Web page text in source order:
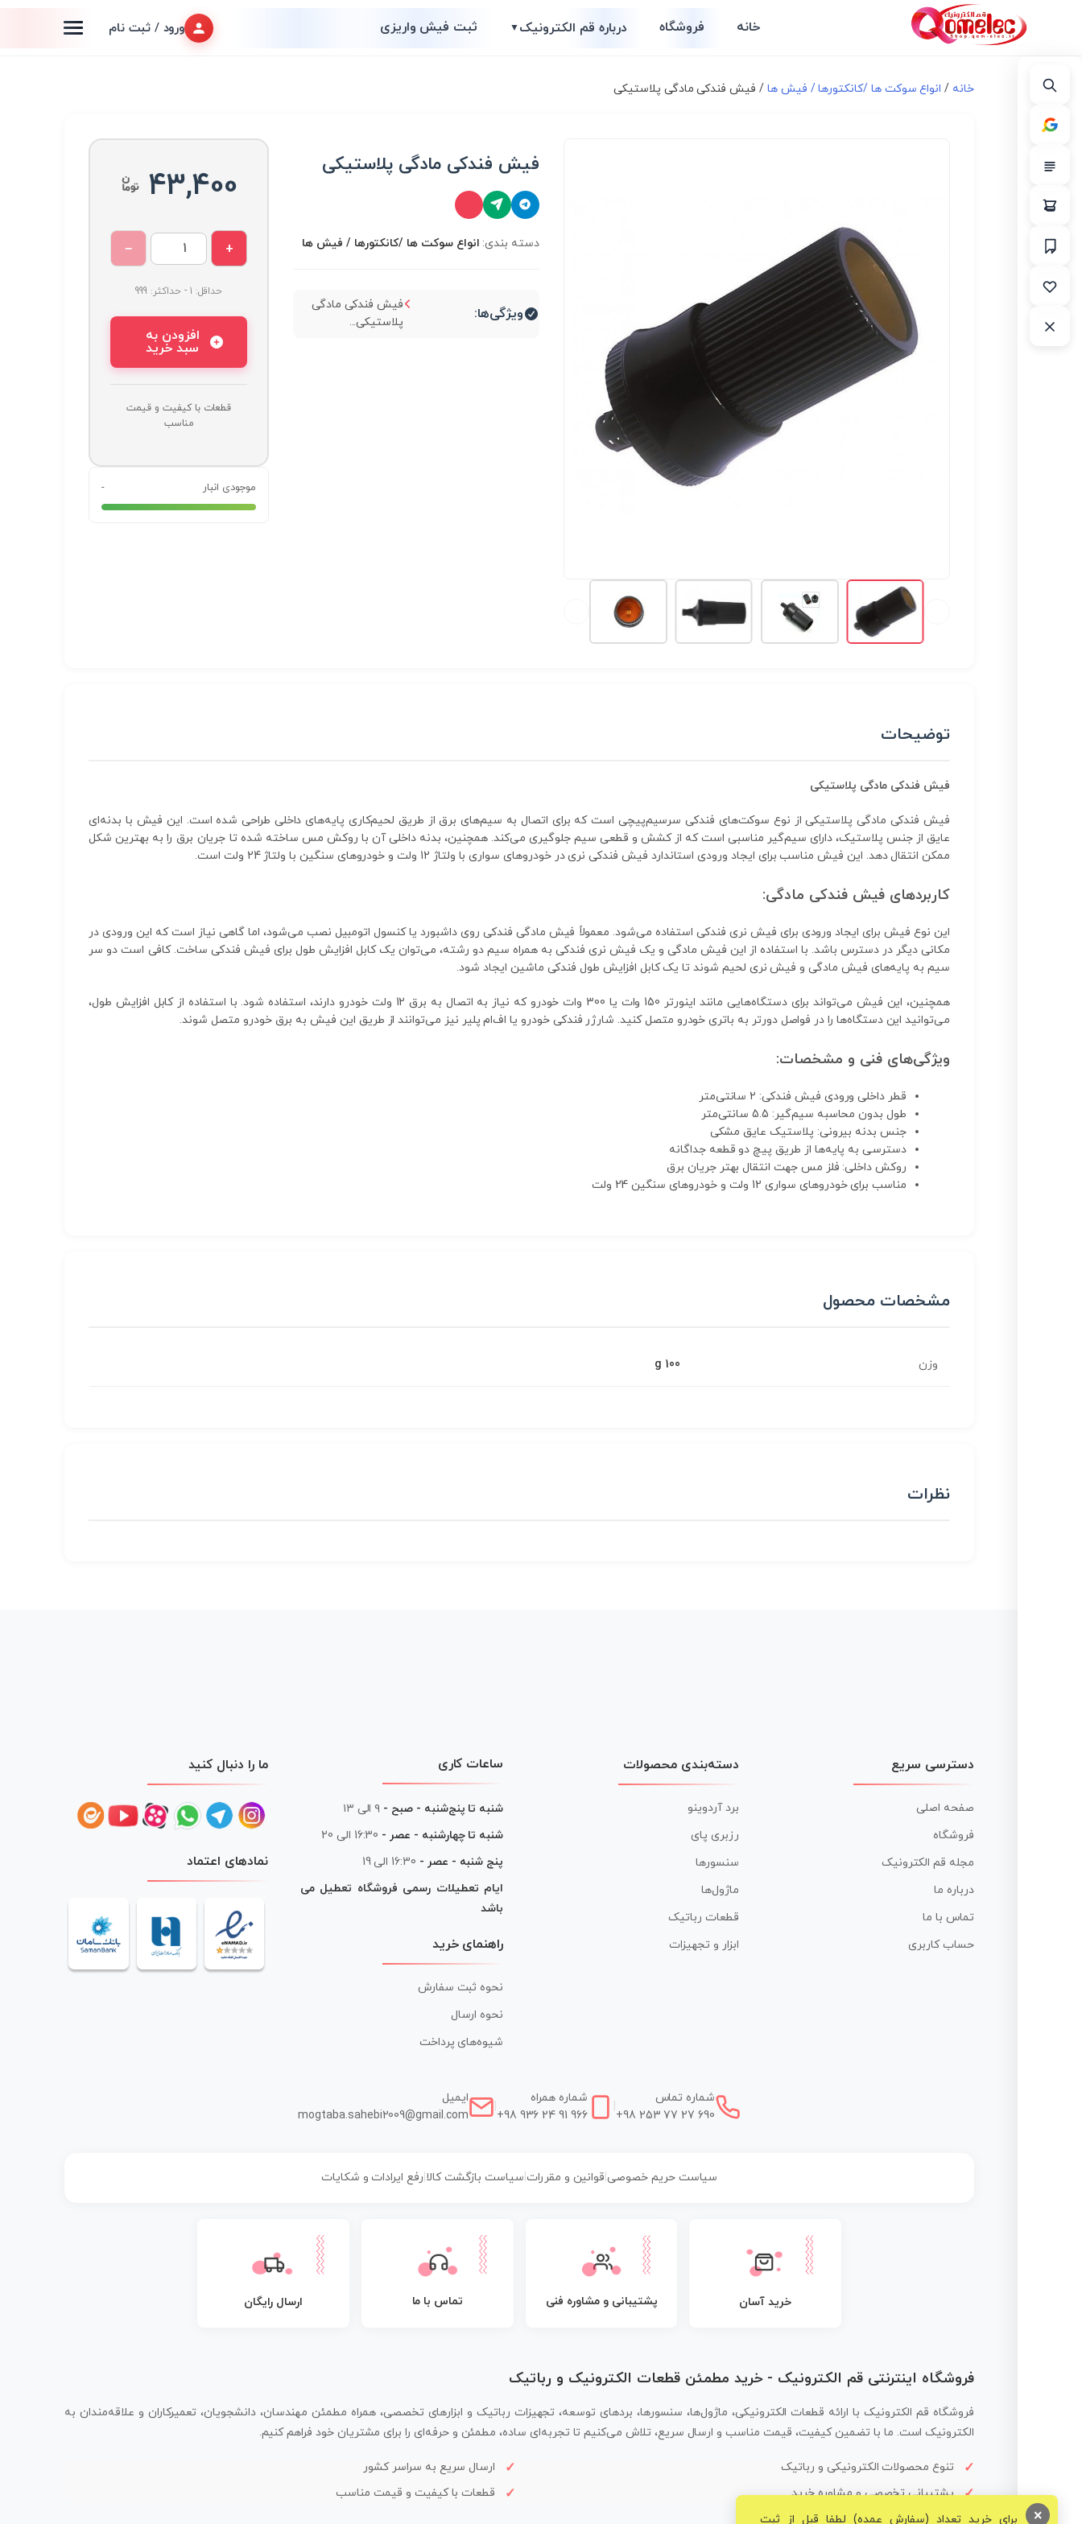
خانه فروشگاه درباره قم الکترونیک▼ ثبت فیش واریزی ورود / ثبت نام
خانه / انواع سوكت ها /کانکتورها / فیش ها / فیش فندکی مادگی پلاستیکی
فیش فندکی مادگی پلاستیکی
دسته بندی: انواع سوكت ها /کانکتورها / فیش ها
ویژگی‌ها:
فیش فندکی مادگی
پلاستیکی...
43,400
+
−
حداقل: 1 - حداکثر: 999
افزودن به
سبد خرید
قطعات با کیفیت و قیمت
مناسب
موجودی انبار -
توضیحات
فیش فندکی مادگی پلاستیکی
فیش فندکی مادگی پلاستیکی از نوع سوکت‌های فندکی سرسیم‌پیچی است که برای اتصال به سیم‌های برق از طریق لحیم‌کاری پایه‌های داخلی طراحی شده است. این فیش با بدنه‌ای
عایق از جنس پلاستیک، دارای سیم‌گیر مناسبی است که از کشش و قطعی سیم جلوگیری می‌کند. همچنین، بدنه داخلی آن با روکش مس ساخته شده تا جریان برق را به بهترین شکل
ممکن انتقال دهد. این فیش مناسب برای ایجاد ورودی استاندارد فیش فندکی نری در خودروهای سواری با ولتاژ 12 ولت و خودروهای سنگین با ولتاژ 24 ولت است.
کاربردهای فیش فندکی مادگی:
این نوع فیش برای ایجاد ورودی برای فیش نری فندکی استفاده می‌شود. معمولاً فیش مادگی فندکی روی داشبورد یا کنسول اتومبیل نصب می‌شود، اما گاهی نیاز است که این ورودی در
مکانی دیگر در دسترس باشد. با استفاده از این فیش مادگی و یک فیش نری فندکی به همراه سیم دو رشته، می‌توان یک کابل افزایش طول برای فیش فندکی ساخت. کافی است دو سر
سیم به پایه‌های فیش مادگی و فیش نری لحیم شوند تا یک کابل افزایش طول فندکی ماشین ایجاد شود.
همچنین، این فیش می‌تواند برای دستگاه‌هایی مانند اینورتر 150 وات یا 300 وات خودرو که نیاز به اتصال به برق 12 ولت خودرو دارند، استفاده شود. با استفاده از کابل افزایش طول،
می‌توانید این دستگاه‌ها را در فواصل دورتر به باتری خودرو متصل کنید. شارژر فندکی خودرو یا اف‌ام پلیر نیز می‌توانند از طریق این فیش به برق خودرو متصل شوند.
ویژگی‌های فنی و مشخصات:
قطر داخلی ورودی فیش فندکی: 2 سانتی‌متر
طول بدون محاسبه سیم‌گیر: 5.5 سانتی‌متر
جنس بدنه بیرونی: پلاستیک عایق مشکی
دسترسی به پایه‌ها از طریق پیچ دو قطعه جداگانه
روکش داخلی: فلز مس جهت انتقال بهتر جریان برق
مناسب برای خودروهای سواری 12 ولت و خودروهای سنگین 24 ولت
مشخصات محصول
وزن 100 g
نظرات
دسترسی سریع
صفحه اصلی
فروشگاه
مجله قم الکترونیک
درباره ما
تماس با ما
حساب کاربری
دسته‌بندی محصولات
برد آردوینو
رزبری پای
سنسورها
ماژول‌ها
قطعات رباتیک
ابزار و تجهیزات
ساعات کاری
شنبه تا پنج‌شنبه - صبح - ۹ الی ۱۳
شنبه تا چهارشنبه - عصر - 16:30 الی 20
پنج شنبه - عصر - 16:30 الی 19
ایام تعطیلات رسمی فروشگاه تعطیل می
باشد
راهنمای خرید
نحوه ثبت سفارش
نحوه ارسال
شیوه‌های پرداخت
ما را دنبال کنید
نمادهای اعتماد
شماره تماس
+98 253 77 27 690
شماره همراه
+98 936 24 91 966
ایمیل
mogtaba.sahebi2009@gmail.com
سیاست حریم خصوصی| قوانین و مقررات سیاست بازگشت کالا رفع ایرادات و شکایات
خرید آسان پشتیبانی و مشاوره فنی تماس با ما ارسال رایگان
فروشگاه اینترنتی قم الکترونیک - خرید مطمئن قطعات الکترونیک و رباتیک
فروشگاه قم الکترونیک با ارائه قطعات الکترونیکی، ماژول‌ها، سنسورها، بردهای توسعه، تجهیزات رباتیک و ابزارهای تخصصی، همراه مطمئن مهندسان، دانشجویان، تعمیرکاران و علاقه‌مندان به
الکترونیک است. ما با تضمین کیفیت، قیمت مناسب و ارسال سریع، تلاش می‌کنیم تا تجربه‌ای ساده، مطمئن و حرفه‌ای را برای مشتریان خود فراهم کنیم.
تنوع محصولات الکترونیکی و رباتیک
ارسال سریع به سراسر کشور
پشتیبانی تخصصی و مشاوره خرید
قطعات با کیفیت و قیمت مناسب
برای خرید تعداد (سفارش عمده) لطفا قبل از ثبت
×